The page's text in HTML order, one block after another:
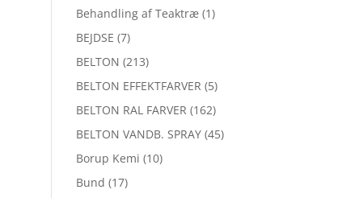
Behandling af Teaktræ (1)
BEJDSE (7)
BELTON (213)
BELTON EFFEKTFARVER (5)
BELTON RAL FARVER (162)
BELTON VANDB. SPRAY (45)
Borup Kemi (10)
Bund (17)